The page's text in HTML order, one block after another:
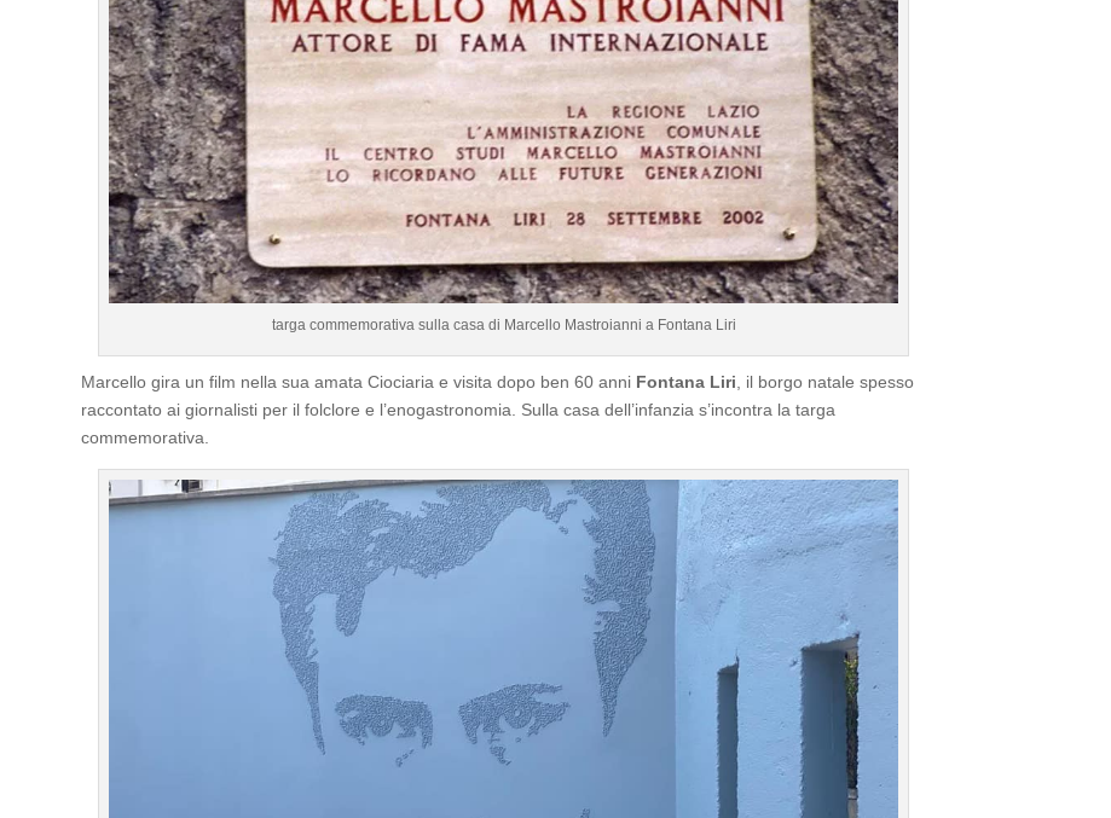
targa commemorativa sulla casa di Marcello Mastroianni a Fontana Liri
Marcello gira un film nella sua amata Ciociaria e visita dopo ben 60 anni Fontana Liri , il borgo natale spesso
raccontato ai giornalisti per il folclore e l’enogastronomia. Sulla casa dell’infanzia s’incontra la targa
commemorativa.